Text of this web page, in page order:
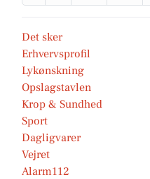
Det sker
Erhvervsprofil
Lykønskning
Opslagstavlen
Krop & Sundhed
Sport
Dagligvarer
Vejret
Alarm112